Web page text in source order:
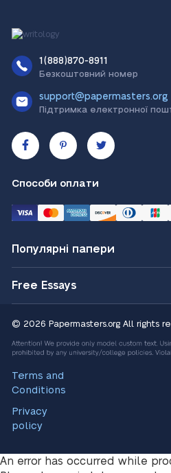
1(888)870-8911
Безкоштовний номер
support@papermasters.org
Підтримка електронної
Способи оплати
Популярні папери
Free Essays
© 2026 Papermasters.org All rights
Terms and
Conditions
Privacy
policy
An error has occurred while